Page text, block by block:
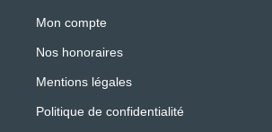
Mon compte
Nos honoraires
Mentions légales
Politique de confidentialité